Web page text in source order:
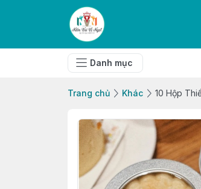
Danh mục
Trang chủ Khác 10 Hộp